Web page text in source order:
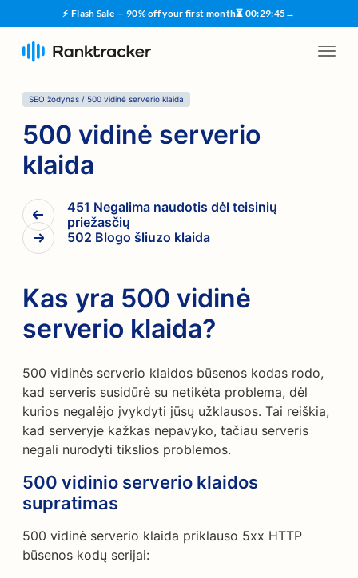
⚡ Flash Sale — 90% off your first month⏳ 00:29:44→
SEO žodynas / 500 vidinė serverio klaida
500 vidinė serverio
klaida
451 Negalima naudotis dėl teisinių
priežasčių
502 Blogo šliuzo klaida
Kas yra 500 vidinė
serverio klaida?
500 vidinės serverio klaidos būsenos kodas rodo,
kad serveris susidūrė su netikėta problema, dėl
kurios negalėjo įvykdyti jūsų užklausos. Tai reiškia,
kad serveryje kažkas nepavyko, tačiau serveris
negali nurodyti tikslios problemos.
500 vidinio serverio klaidos
supratimas
500 vidinė serverio klaida priklauso 5xx HTTP
būsenos kodų serijai: